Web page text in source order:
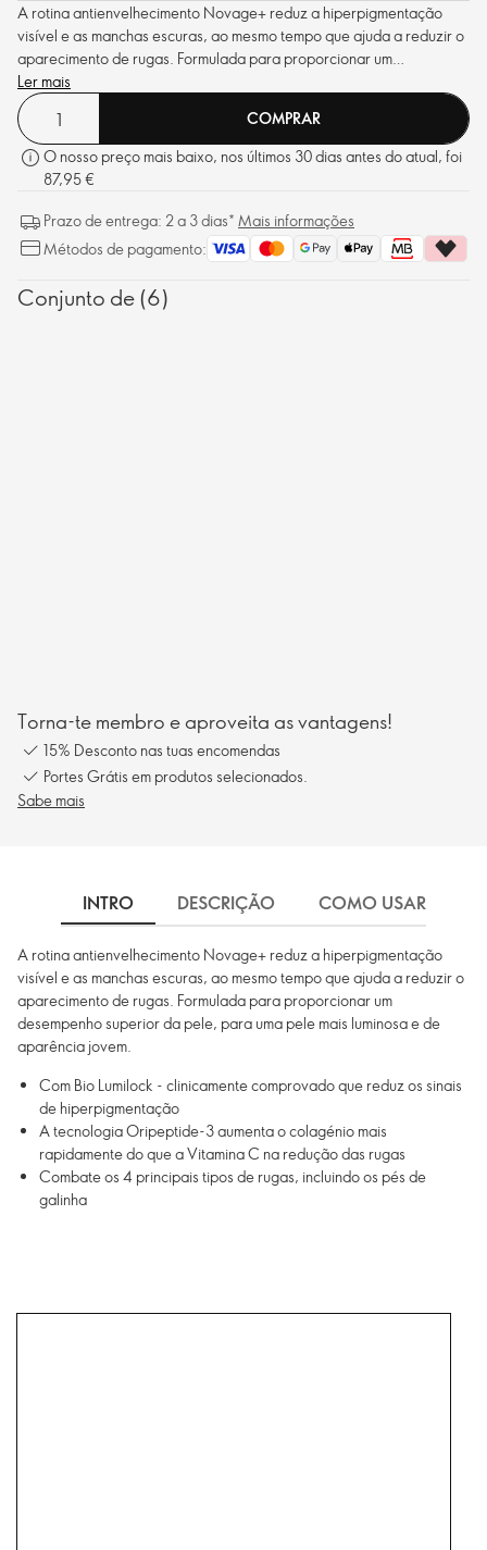
A rotina antienvelhecimento Novage+ reduz a hiperpigmentação
visível e as manchas escuras, ao mesmo tempo que ajuda a reduzir o
aparecimento de rugas. Formulada para proporcionar um
desempenho superior da pele, para uma pele mais luminosa e de
aparência jovem.
Ler mais
COMPRAR
O nosso preço mais baixo, nos últimos 30 dias antes do atual, foi
87,95 €
Prazo de entrega: 2 a 3 dias* Mais informações
Métodos de pagamento:
Conjunto de (6)
Torna-te membro e aproveita as vantagens!
15% Desconto nas tuas encomendas
Portes Grátis em produtos selecionados.
Sabe mais
INTRO DESCRIÇÃO COMO USAR
A rotina antienvelhecimento Novage+ reduz a hiperpigmentação
visível e as manchas escuras, ao mesmo tempo que ajuda a reduzir o
aparecimento de rugas. Formulada para proporcionar um
desempenho superior da pele, para uma pele mais luminosa e de
aparência jovem.
Com Bio Lumilock - clinicamente comprovado que reduz os sinais
de hiperpigmentação
A tecnologia Oripeptide-3 aumenta o colagénio mais
rapidamente do que a Vitamina C na redução das rugas
Combate os 4 principais tipos de rugas, incluindo os pés de
galinha